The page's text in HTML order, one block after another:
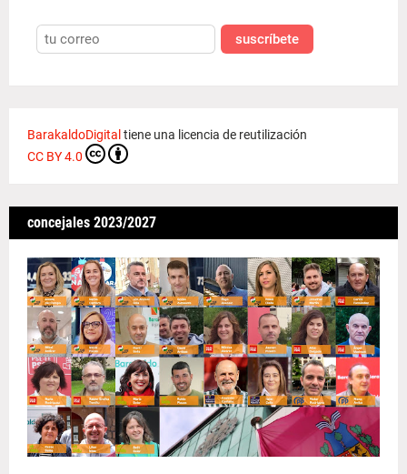
suscríbete
BarakaldoDigital tiene una licencia de reutilización
CC BY 4.0
concejales 2023/2027